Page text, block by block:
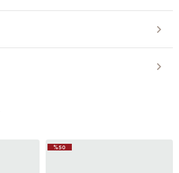
%50